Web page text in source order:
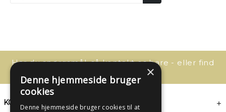
Har du spørgsmål, så kontakt os bare - eller find
KONTAKT
×
Denne hjemmeside bruger
cookies
Denne hjemmeside bruger cookies til at